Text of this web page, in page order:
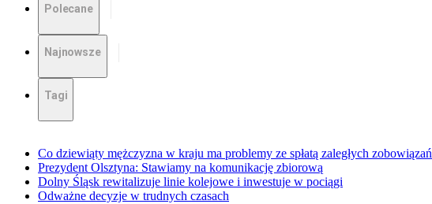
Polecane
Najnowsze
Tagi
Co dziewiąty mężczyzna w kraju ma problemy ze spłatą zaległych zobowiązań
Prezydent Olsztyna: Stawiamy na komunikację zbiorową
Dolny Śląsk rewitalizuje linie kolejowe i inwestuje w pociągi
Odważne decyzje w trudnych czasach